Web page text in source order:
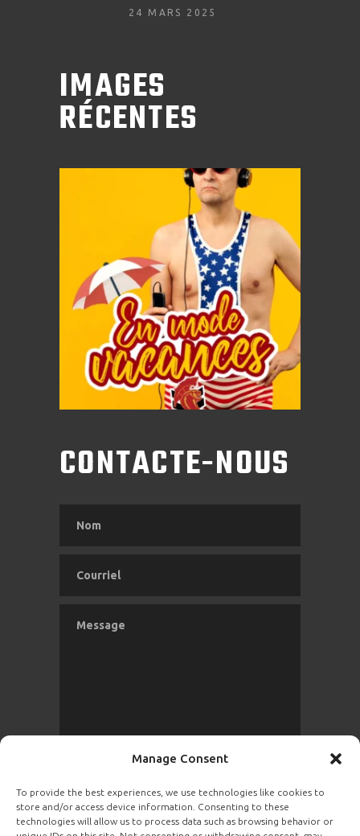
Manage Consent
To provide the best experiences, we use technologies like cookies to
store and/or access device information. Consenting to these
technologies will allow us to process data such as browsing behavior or
24 MARS 2025
IMAGES
RÉCENTES
CONTACTE-NOUS
ENVOYER